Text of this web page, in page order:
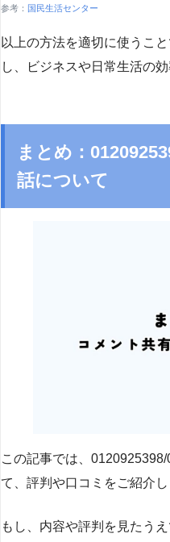
参考： 国民生活センター
以上の方法を適切に使うこ
し、ビジネスや日常生活の
まとめ：
話について
この記事では、
て、評判や口コミをご紹介し
もし、内容や評判を見たうえ